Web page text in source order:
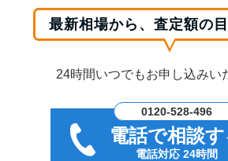
最新相場から、査定額の
24時間いつでもお申し込みい
0120-528-496
電話で相談す
電話対応 24時間